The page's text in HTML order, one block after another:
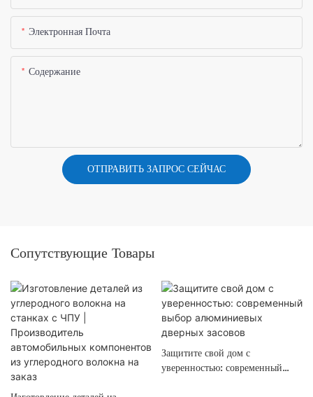
Электронная Почта
Содержание
ОТПРАВИТЬ ЗАПРОС СЕЙЧАС
Сопутствующие Товары
Защитите свой дом с
уверенностью: современный